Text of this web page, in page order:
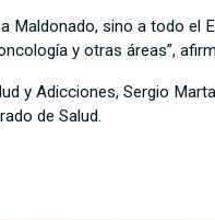
Maldonado, sino a todo
y otras áreas”,
y Adicciones, Sergio
de Salud.